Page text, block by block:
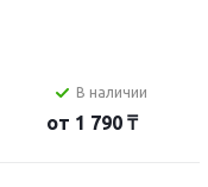
В наличии
от 1 790 ₸